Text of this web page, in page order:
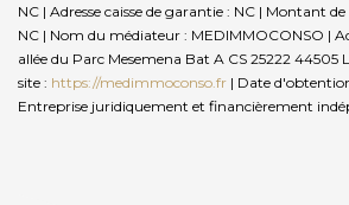
NC | Adresse caisse de garantie : NC | Montant
NC | Nom du médiateur : MEDIMMOCONSO |
allée du Parc Mesemena Bat A CS 25222 44505
site : https://medimmoconso.fr | Date
Entreprise juridiquement et financièrement